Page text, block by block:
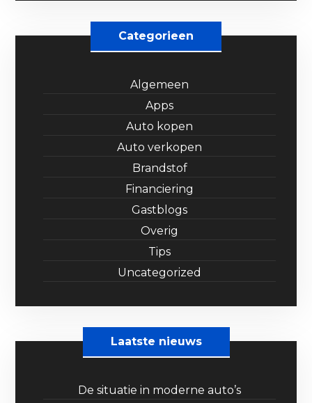
Categorieen
Algemeen
Apps
Auto kopen
Auto verkopen
Brandstof
Financiering
Gastblogs
Overig
Tips
Uncategorized
Laatste nieuws
De situatie in moderne auto’s